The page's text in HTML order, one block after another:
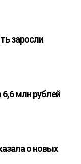
заросли
6,6 млн рублей
о новых